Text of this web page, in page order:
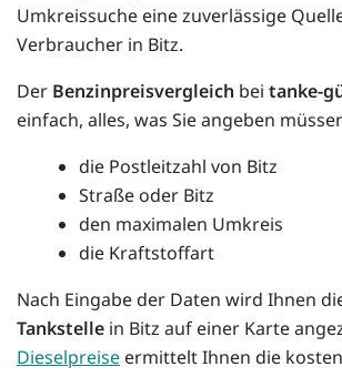
Umkreissuche eine zuverlässige
Verbraucher in Bitz.
Der Benzinpreisvergleich bei tanke-
einfach, alles, was Sie angeben
die Postleitzahl von Bitz
Straße oder Bitz
den maximalen Umkreis
die Kraftstoffart
Nach Eingabe der Daten wird Ihnen
Tankstelle in Bitz auf einer Karte
Dieselpreise ermittelt Ihnen die